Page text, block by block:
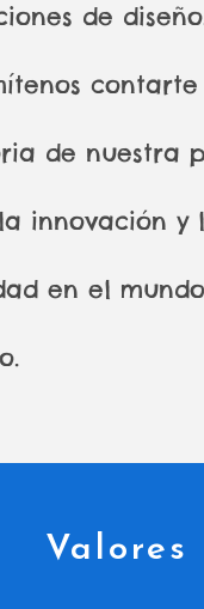
de
de nuestra
innovación y
en el
Valores